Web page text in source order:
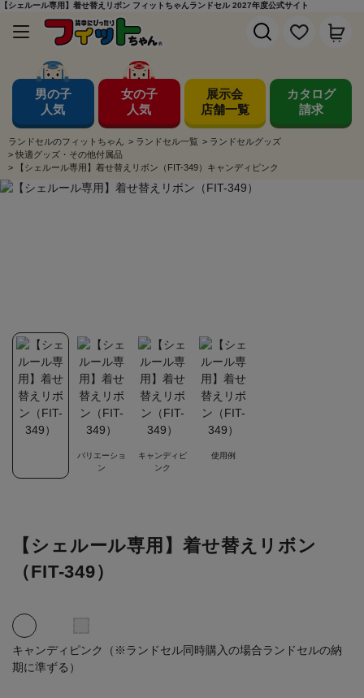
【シェルール専用】着せ替えリボン フィットちゃんランドセル 2027年度公式サイト
男の子
人気
女の子
人気
展示会
店舗一覧
カタログ
請求
ランドセルのフィットちゃん > ランドセル一覧 > ランドセルグッズ
> 快適グッズ・その他付属品
>
【シェルール専用】着せ替えリボン（FIT-349）キャンディピンク
バリエーショ
ン
キャンディピ
ンク
使用例
【シェルール専用】着せ替えリボン
（FIT-349）
キャンディピンク（※ランドセル同時購入の場合ランドセルの納
期に準ずる）